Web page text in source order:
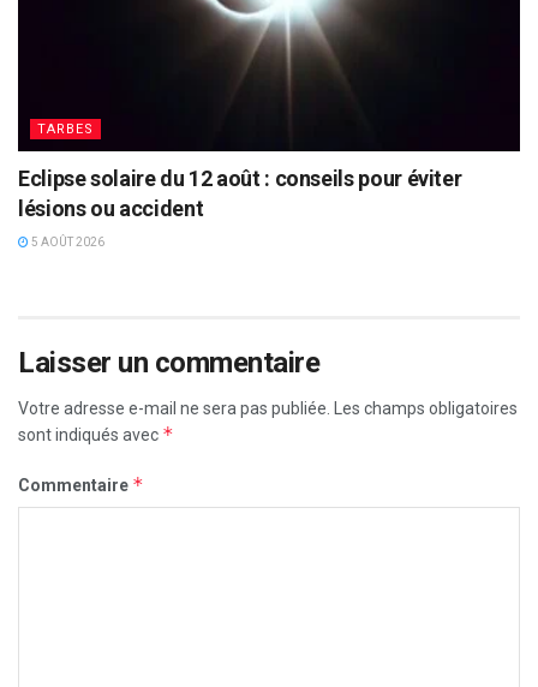
TARBES
Eclipse solaire du 12 août : conseils pour éviter
lésions ou accident
5 AOÛT 2026
Laisser un commentaire
Votre adresse e-mail ne sera pas publiée. Les champs obligatoires
sont indiqués avec *
Commentaire *